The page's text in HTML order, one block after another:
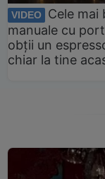
VIDEO
Cele mai
manuale cu
obții un
chiar la tine